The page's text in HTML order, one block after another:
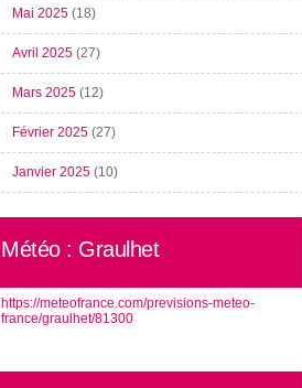
Mai 2025 (18)
Avril 2025 (27)
Mars 2025 (12)
Février 2025 (27)
Janvier 2025 (10)
Météo : Graulhet
https://meteofrance.com/previsions-meteo-
france/graulhet/81300